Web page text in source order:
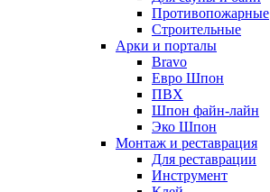
Противопожарные
Строительные
Арки и порталы
Bravo
Евро Шпон
ПВХ
Шпон файн-лайн
Эко Шпон
Монтаж и реставрация
Для реставрации
Инструмент